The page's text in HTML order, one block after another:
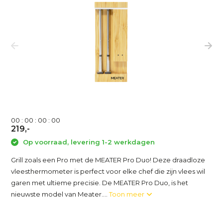
00 : 00 : 00 : 00
219,-
Op voorraad, levering 1-2 werkdagen
Grill zoals een Pro met de MEATER Pro Duo! Deze draadloze
vleesthermometer is perfect voor elke chef die zijn vlees wil
garen met ultieme precisie. De MEATER Pro Duo, is het
nieuwste model van Meater....Toon meer